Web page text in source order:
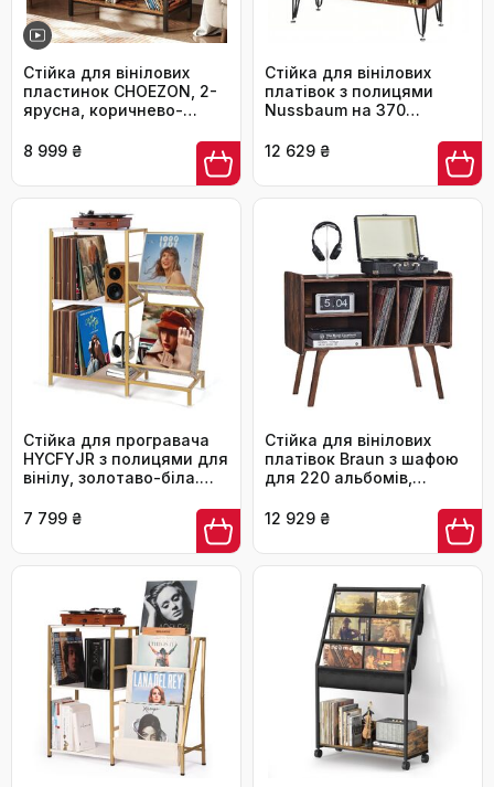
Стійка для вінілових
пластинок CHOEZON, 2-
ярусна, коричнево-
журналів
8 999 ₴
Стійка для вінілових
платівок з полицями
Nussbaum на 370
музичної кімнати
12 629 ₴
Стійка для програвача
HYCFYJR з полицями для
вінілу, золотаво-біла.
приліжкова тумбочка
для вінілових пластинок
у вітальню
7 799 ₴
Стійка для вінілових
платівок Braun з шафою
для 220 альбомів,
вінтажний стиль, полиця
12 929 ₴